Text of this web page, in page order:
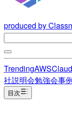
produced by
TrendingAWS
社説明会勉強会事
目次